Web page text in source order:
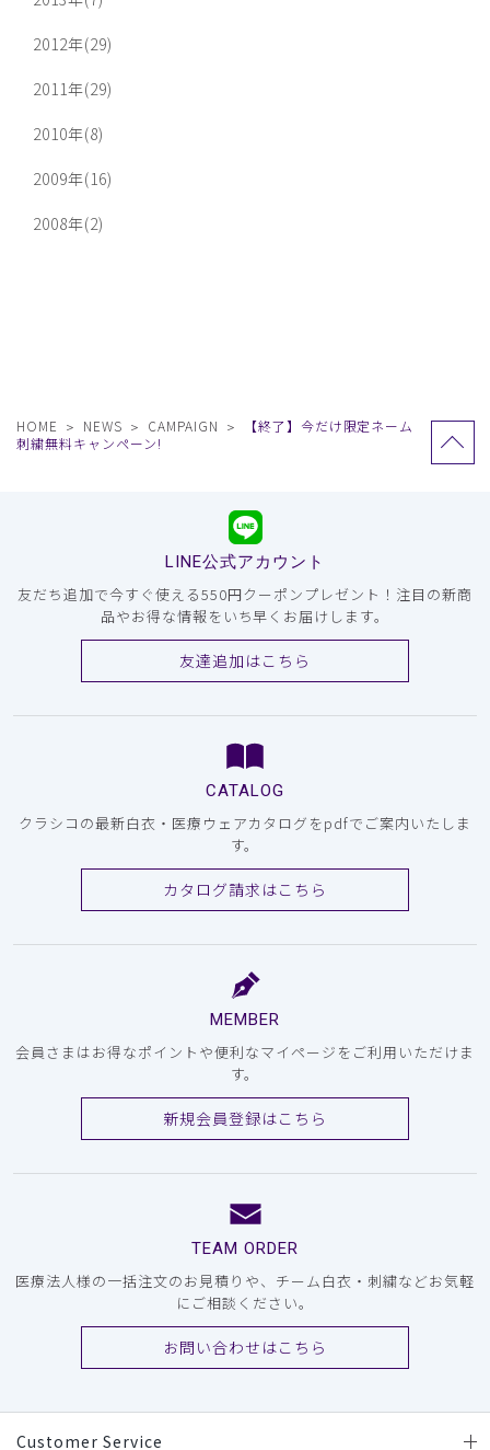
2012年(29)
2011年(29)
2010年(8)
2009年(16)
2008年(2)
HOME NEWS CAMPAIGN
【終了】今だけ限定ネーム
刺繍無料キャンペーン!
LINE公式アカウント
友だち追加で今すぐ使える550円クーポンプレゼント！注目の新商
品やお得な情報をいち早くお届けします。
友達追加はこちら
CATALOG
クラシコの最新白衣・医療ウェアカタログをpdfでご案内いたしま
す。
カタログ請求はこちら
MEMBER
会員さまはお得なポイントや便利なマイページをご利用いただけま
す。
新規会員登録はこちら
TEAM ORDER
医療法人様の一括注文のお見積りや、チーム白衣・刺繍などお気軽
にご相談ください。
お問い合わせはこちら
Customer Service